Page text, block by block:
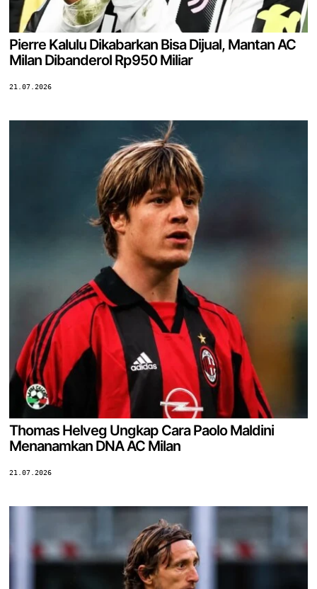
Pierre Kalulu Dikabarkan Bisa Dijual, Mantan AC
Milan Dibanderol Rp950 Miliar
21.07.2026
Thomas Helveg Ungkap Cara Paolo Maldini
Menanamkan DNA AC Milan
21.07.2026